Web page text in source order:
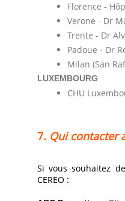
Florence -
Verone - Dr
Trente - Dr
Padoue - Dr
Milan (San
LUXEMBOURG
CHU
7. Qui contacter
Si vous souhaitez
CEREO :